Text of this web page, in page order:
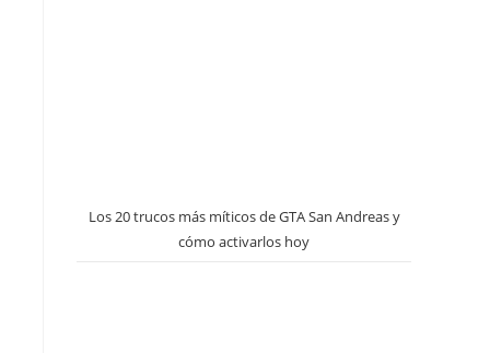
Los 20 trucos más míticos de GTA San Andreas y
cómo activarlos hoy